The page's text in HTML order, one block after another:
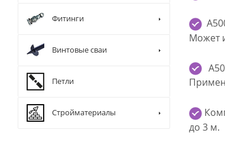
Может
до 3 м.
Фитинги
Винтовые сваи
Петли
Стройматериалы